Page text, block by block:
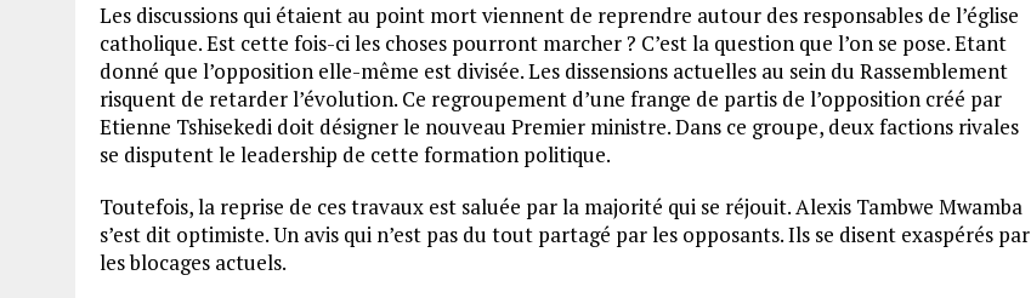
Les discussions qui étaient au point mort viennent de reprendre autour des responsables de l’église
catholique. Est cette fois-ci les choses pourront marcher ? C’est la question que l’on se pose. Etant
donné que l’opposition elle-même est divisée. Les dissensions actuelles au sein du Rassemblement
risquent de retarder l’évolution. Ce regroupement d’une frange de partis de l’opposition créé par
Etienne Tshisekedi doit désigner le nouveau Premier ministre. Dans ce groupe, deux factions rivales
se disputent le leadership de cette formation politique.
Toutefois, la reprise de ces travaux est saluée par la majorité qui se réjouit. Alexis Tambwe Mwamba
s’est dit optimiste. Un avis qui n’est pas du tout partagé par les opposants. Ils se disent exaspérés par
les blocages actuels.